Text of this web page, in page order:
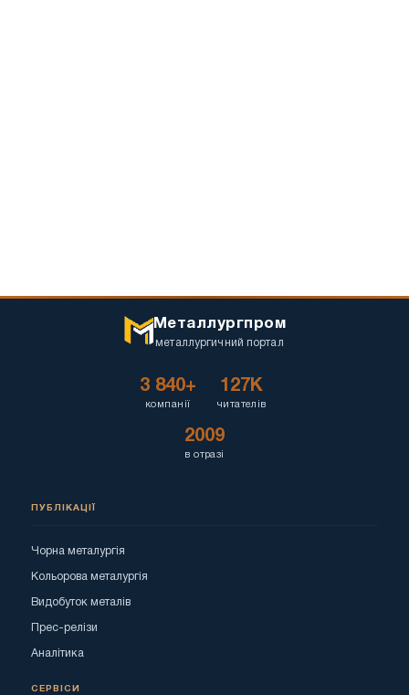
Металлургпром
металлургичний портал
3 840+
компанії
127K
читателів
2009
в отразі
ПУБЛІКАЦІЇ
Чорна металургія
Кольорова металургія
Видобуток металів
Прес-релізи
Аналітика
СЕРВІСИ